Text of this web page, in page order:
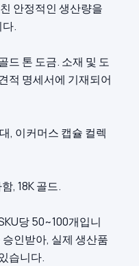
안정적인 생산량을
.
드 톤 도금. 소재 및 도
적 명세서에 기재되어
, 이커머스 캡슐 컬렉
, 18K 골드.
당 50~100개입니
인받아, 실제 생산품
습니다.